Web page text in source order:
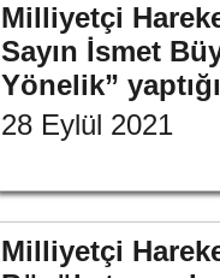
Milliyetçi
Sayın İsmet
Yönelik”
28 Eylül 2021
Milliyetçi